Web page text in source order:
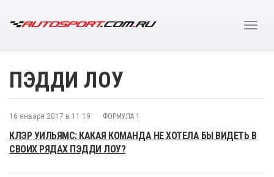
ПЭДДИ ЛОУ
16 января 2017 в 11:19 ФОРМУЛА 1
КЛЭР УИЛЬЯМС: КАКАЯ КОМАНДА НЕ ХОТЕЛА БЫ ВИДЕТЬ В
СВОИХ РЯДАХ ПЭДДИ ЛОУ?